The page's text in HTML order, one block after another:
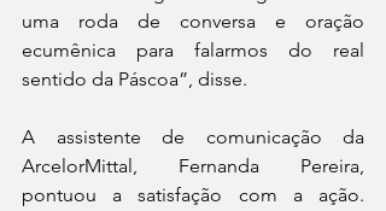
uma roda de conversa e oração
ecumênica para falarmos do real
sentido da Páscoa”, disse.
A assistente de comunicação da
ArcelorMittal, Fernanda Pereira,
pontuou a satisfação com a ação.